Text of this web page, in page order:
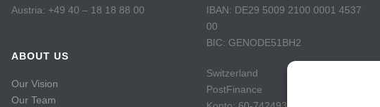
Austria: +49 40 – 18 18 88 00
ABOUT US
Our Vision
Our Team
IBAN: DE29 5009 2100 0001 4537
00
BIC: GENODE51BH2
Switzerland
PostFinance